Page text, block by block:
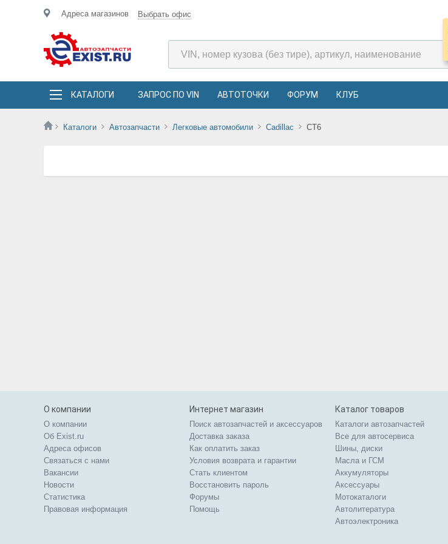
Адреса магазинов Выбрать офис
КАТАЛОГИ ЗАПРОС ПО VIN АВТОТОЧКИ ФОРУМ КЛУБ
Каталоги Автозапчасти Легковые автомобили Cadillac CT6
О компании
О компании
Об Exist.ru
Адреса офисов
Связаться с нами
Вакансии
Новости
Статистика
Правовая информация
Интернет магазин
Поиск автозапчастей и аксессуаров
Доставка заказа
Как оплатить заказ
Условия возврата и гарантии
Стать клиентом
Восстановить пароль
Форумы
Помощь
Каталог товаров
Каталоги автозапчастей
Все для автосервиса
Шины, диски
Масла и ГСМ
Аккумуляторы
Аксессуары
Мотокаталоги
Автолитература
Автоэлектроника